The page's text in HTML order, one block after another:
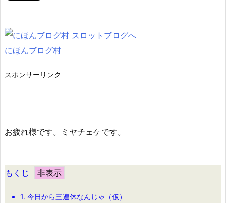
にほんブログ村
スポンサーリンク
お疲れ様です。ミヤチェケです。
もくじ
1. 今日から三連休なんじゃ（仮）